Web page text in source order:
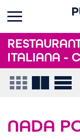
ITALIANA -
NADA